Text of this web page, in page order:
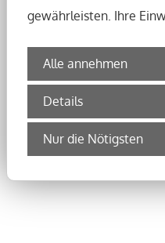
gewährleisten. Ihre
Alle annehmen
Details
Nur die Nötigsten